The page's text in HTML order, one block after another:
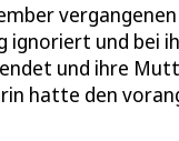
ignoriert und
und ihre
hatte den